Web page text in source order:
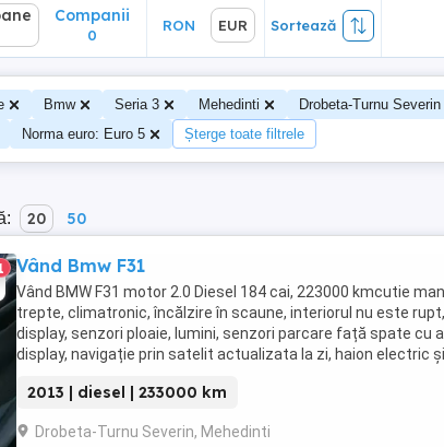
Companii
0
RON EUR Sortează
Bmw Seria 3 Mehedinti Drobeta-Turnu Severin
Norma euro: Euro 5 Șterge toate filtrele
20 50
Vând Bmw F31
Vând BMW F31 motor 2.0 Diesel 184 cai, 223000 kmcutie
trepte, climatronic, încălzire în scaune, interiorul nu este rupt,
display, senzori ploaie, lumini, senzori parcare față spate cu
display, navigație prin satelit actualizata la zi, haion electric
2013 | diesel | 233000 km
Drobeta-Turnu Severin, Mehedinti